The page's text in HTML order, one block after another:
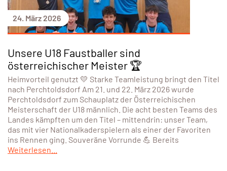
24. März 2026
Unsere U18 Faustballer sind
österreichischer Meister 🏆
Heimvorteil genutzt 💛 Starke Teamleistung bringt den Titel
nach Perchtoldsdorf Am 21. und 22. März 2026 wurde
Perchtoldsdorf zum Schauplatz der Österreichischen
Meisterschaft der U18 männlich. Die acht besten Teams des
Landes kämpften um den Titel – mittendrin: unser Team,
das mit vier Nationalkaderspielern als einer der Favoriten
ins Rennen ging. Souveräne Vorrunde 💪 Bereits
Weiterlesen...